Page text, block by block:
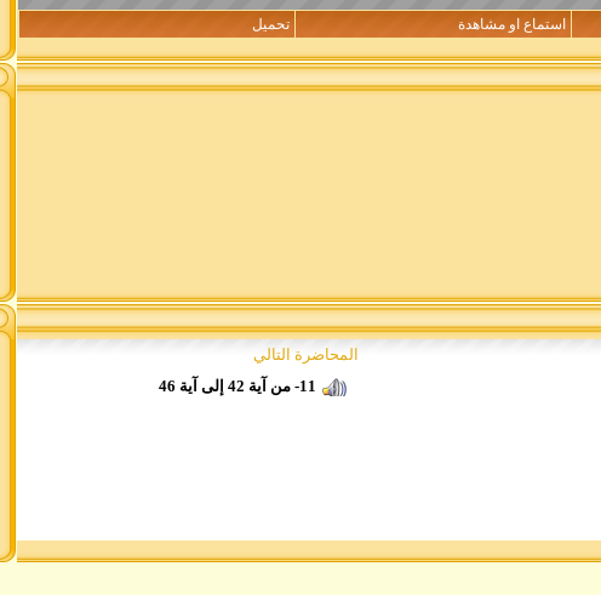
استماع او مشاهدة تحميل
المحاضرة التالي
11- من آية 42 إلى آية 46